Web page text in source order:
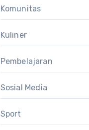
Komunitas
Kuliner
Pembelajaran
Sosial Media
Sport